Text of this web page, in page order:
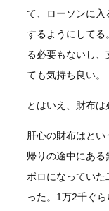
て、ローソンに
するようにしてる
る必要もないし、
ても気持ち良い。
とはいえ、財布は
肝心の財布はとい
帰りの途中にあ
ボロになっていた
った。1万2千ぐ